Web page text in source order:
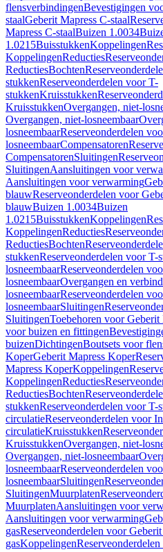
flensverbindingenBevestigingen
staalGeberit Mapress C-staal
Mapress C-staalBuizen 1.0034
1.0215BuisstukkenKoppelingen
KoppelingenReducties
ReductiesBochten
stukkenReserveonderdelen voor T-
stukkenKruisstukken
KruisstukkenOvergangen, niet-
Overgangen, niet-losneembaar
losneembaarReserveonderdelen
losneembaarCompensatoren
CompensatorenSluitingen
SluitingenAansluitingen voor
Aansluitingen voor verwarming
blauwReserveonderdelen voor
blauwBuizen 1.0034Buizen
1.0215BuisstukkenKoppelingen
KoppelingenReducties
ReductiesBochten
stukkenReserveonderdelen voor T-
losneembaarReserveonderdelen
losneembaarOvergangen en
losneembaarReserveonderdelen
losneembaarSluitingen
SluitingenToebehoren voor Geberit
voor buizen en fittingen
buizenDichtingenBoutsets voor
KoperGeberit Mapress Koper
Mapress KoperKoppelingen
KoppelingenReducties
ReductiesBochten
stukkenReserveonderdelen voor T-
circulatieReserveonderdelen voor
circulatieKruisstukken
KruisstukkenOvergangen, niet-
Overgangen, niet-losneembaar
losneembaarReserveonderdelen
losneembaarSluitingen
SluitingenMuurplaten
MuurplatenAansluitingen voor
Aansluitingen voor verwarming
gasReserveonderdelen voor
gasKoppelingen